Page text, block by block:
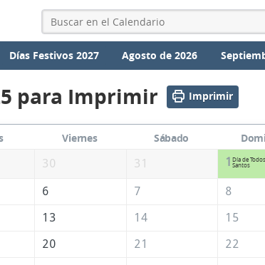
Días Festivos 2027 Agosto de 2026
para Imprimir Imprimir
Viernes Sábado
30 31 1 Día de
Santos
6 7
8
13 14
15
20 21
22